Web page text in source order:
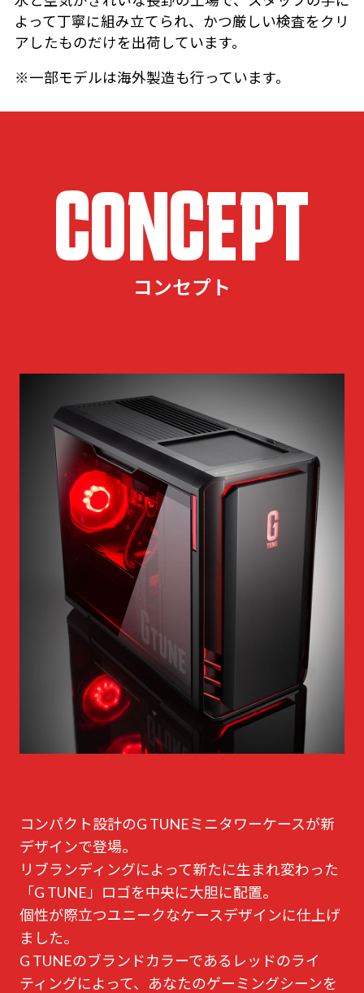
よって丁寧に組み立てられ、かつ厳しい検査をクリ
アしたものだけを出荷しています。
※一部モデルは海外製造も行っています。
CONCEPT
コンセプト
コンパクト設計のG TUNEミニタワーケースが新
デザインで登場。
リブランディングによって新たに生まれ変わった
「G TUNE」ロゴを中央に大胆に配置。
個性が際立つユニークなケースデザインに仕上げ
ました。
G TUNEのブランドカラーであるレッドのライ
ティングによって、あなたのゲーミングシーンを